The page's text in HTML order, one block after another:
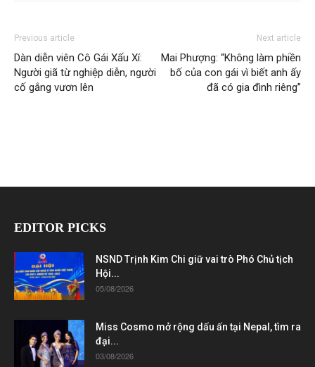
Previous article
Dàn diễn viên Cô Gái Xấu Xí:
Người giã từ nghiệp diễn, người
cố gắng vươn lên
Next article
Mai Phượng: “Không làm phiền
bố của con gái vì biết anh ấy
đã có gia đình riêng”
EDITOR PICKS
NSND Trịnh Kim Chi giữ vai trò Phó Chủ tịch
Hội...
05/08/2026
Miss Cosmo mở rộng dấu ấn tại Nepal, tìm ra
đại...
03/08/2026